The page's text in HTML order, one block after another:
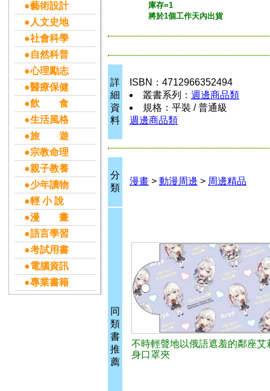
●藝術設計
●人文史地
●社會科學
●自然科普
●心理勵志
●醫療保健
●飲 食
●生活風格
●旅 遊
●宗教命理
●親子教養
●少年讀物
●輕 小 說
●漫 畫
●語言學習
●考試用書
●電腦資訊
●專業書籍
庫存=1
將於1個工作天內出貨
詳
細
資
料
ISBN：4712966352494
叢書系列： 週邊商品類
規格：平裝 / 普通級
週邊商品類
分
類
漫畫 > 動漫周邊 > 周邊精品
同
類
書
推
薦
不時輕聲地以俄語遮羞的鄰座艾
身口罩夾